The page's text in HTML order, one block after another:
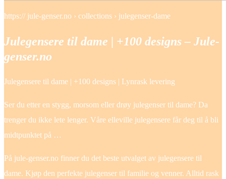
https:// jule-genser.no › collections › julegenser-dame
Julegensere til dame | +100 designs – Jule-
genser.no
Julegensere til dame | +100 designs | Lynrask levering
Ser du etter en stygg, morsom eller drøy julegenser til dame? Da
trenger du ikke lete lenger. Våre elleville julegensere får deg til å bli
midtpunktet på …
På jule-genser.no finner du det beste utvalget av julegensere til
dame. Kjøp den perfekte julegenser til familie og venner. Alltid rask